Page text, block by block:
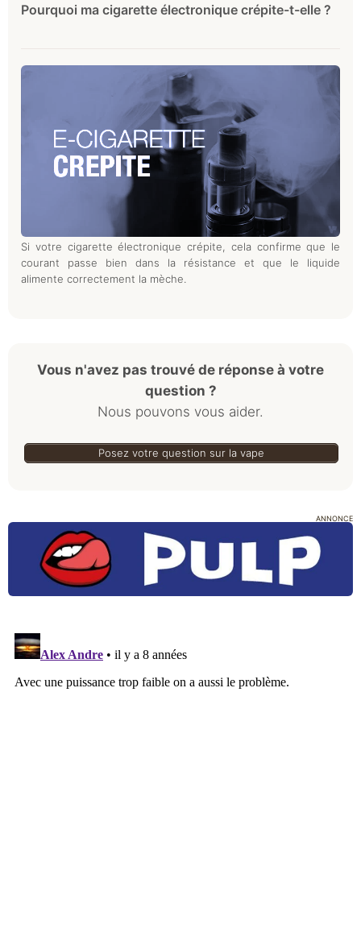
Pourquoi ma cigarette électronique crépite-t-elle ?
Si votre cigarette électronique crépite, cela confirme que le
courant passe bien dans la résistance et que le liquide
alimente correctement la mèche.
Vous n'avez pas trouvé de réponse à votre
question ?
Nous pouvons vous aider.
Posez votre question sur la vape
ANNONCE